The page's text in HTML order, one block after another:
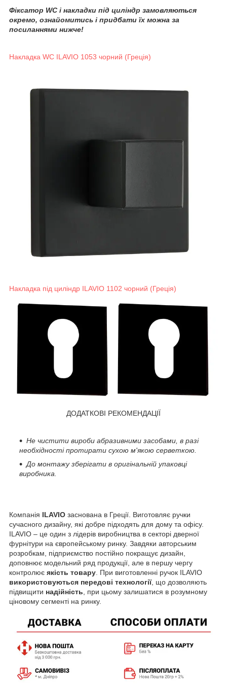
Фіксатор WC і накладки під циліндр замовляються
окремо, ознайомитись і придбати їх можна за
посиланнями нижче!
Накладка WC ILAVIO 1053 чорний (Греція)
Накладка під циліндр ILAVIO 1102 чорний (Греція)
ДОДАТКОВІ РЕКОМЕНДАЦІЇ
Не чистити вироби абразивними засобами, в разі
необхідності протирати сухою м'якою серветкою.
До монтажу зберігати в оригінальній упаковці
виробника.
Компанія ILAVIO заснована в Греції. Виготовляє ручки
сучасного дизайну, які добре підходять для дому та офісу.
ILAVIO – це один з лідерів виробництва в секторі дверної
фурнітури на європейському ринку. Завдяки авторським
розробкам, підприємство постійно покращує дизайн,
доповнює модельний ряд продукції, але в першу чергу
контролює якість товару . При виготовленні ручок ILAVIO
використовуються передові технології, що дозволяють
підвищити надійність , при цьому залишатися в розумному
ціновому сегменті на ринку.